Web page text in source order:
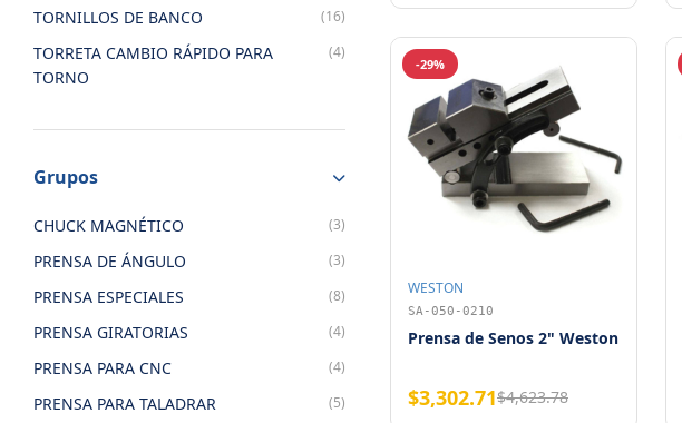
TORNILLOS DE BANCO (16)
TORRETA CAMBIO RÁPIDO PARA
TORNO
(4)
Grupos
CHUCK MAGNÉTICO (3)
PRENSA DE ÁNGULO (3)
PRENSA ESPECIALES (8)
PRENSA GIRATORIAS (4)
PRENSA PARA CNC (4)
PRENSA PARA TALADRAR (5)
-29%
WESTON
SA-050-0210
Prensa de Senos 2" Weston
$3,302.71$4,623.78